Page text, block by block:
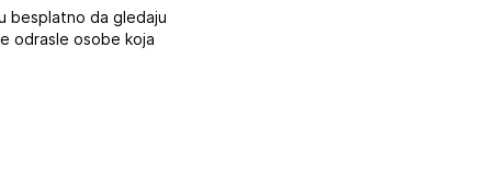
besplatno da gledaju
odrasle osobe koja